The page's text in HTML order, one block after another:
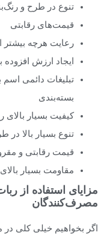
تنوع در طرح و
قیمت‌های رقابتی
رعایت هرچه بیشتر
ایجاد ارزش
تبلیغات دائمی اسم
بسته‌بندی
کیفیت بسیار
تنوع بسیار بالا در
قیمت رقابتی و
مقاومت بسیار
مصرف‌کنندگان
اگر بخواهیم خیلی کلی در